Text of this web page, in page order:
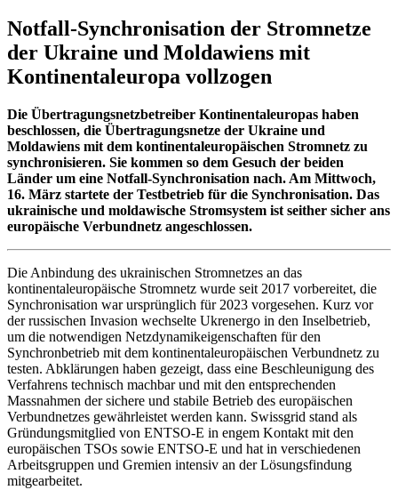
Notfall-Synchronisation der Stromnetze
der Ukraine und Moldawiens mit
Kontinentaleuropa vollzogen
Die Übertragungsnetzbetreiber Kontinentaleuropas haben
beschlossen, die Übertragungsnetze der Ukraine und
Moldawiens mit dem kontinentaleuropäischen Stromnetz zu
synchronisieren. Sie kommen so dem Gesuch der beiden
Länder um eine Notfall-Synchronisation nach. Am Mittwoch,
16. März startete der Testbetrieb für die Synchronisation. Das
ukrainische und moldawische Stromsystem ist seither sicher ans
europäische Verbundnetz angeschlossen.
Die Anbindung des ukrainischen Stromnetzes an das
kontinentaleuropäische Stromnetz wurde seit 2017 vorbereitet, die
Synchronisation war ursprünglich für 2023 vorgesehen. Kurz vor
der russischen Invasion wechselte Ukrenergo in den Inselbetrieb,
um die notwendigen Netzdynamikeigenschaften für den
Synchronbetrieb mit dem kontinentaleuropäischen Verbundnetz zu
testen. Abklärungen haben gezeigt, dass eine Beschleunigung des
Verfahrens technisch machbar und mit den entsprechenden
Massnahmen der sichere und stabile Betrieb des europäischen
Verbundnetzes gewährleistet werden kann. Swissgrid stand als
Gründungsmitglied von ENTSO-E in engem Kontakt mit den
europäischen TSOs sowie ENTSO-E und hat in verschiedenen
Arbeitsgruppen und Gremien intensiv an der Lösungsfindung
mitgearbeitet.